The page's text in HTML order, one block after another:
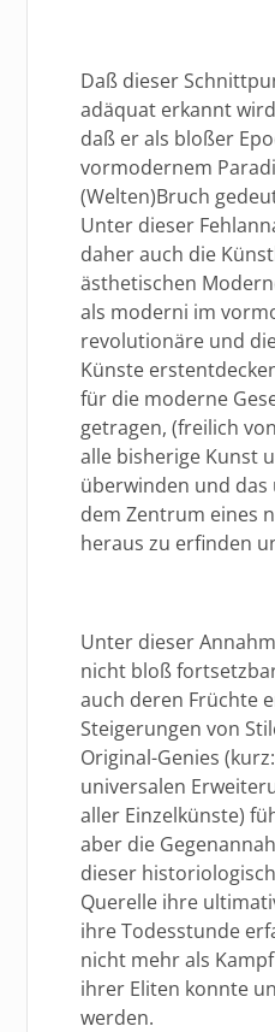
Daß dieser
adäquat erkannt
daß er als bloßer
vormodernem
(Welten)Bruch
Unter dieser
daher auch die
ästhetischen
als moderni im
revolutionäre und
Künste
für die moderne
getragen, (freilich
alle bisherige Kunst
überwinden und das
dem Zentrum eines
heraus zu erfinden
Unter dieser
nicht bloß
auch deren Früchte
Steigerungen von
Original-Genies
universalen
aller Einzelkünste)
aber die
dieser
Querelle ihre
ihre Todesstunde
nicht mehr als
ihrer Eliten konnte
werden.